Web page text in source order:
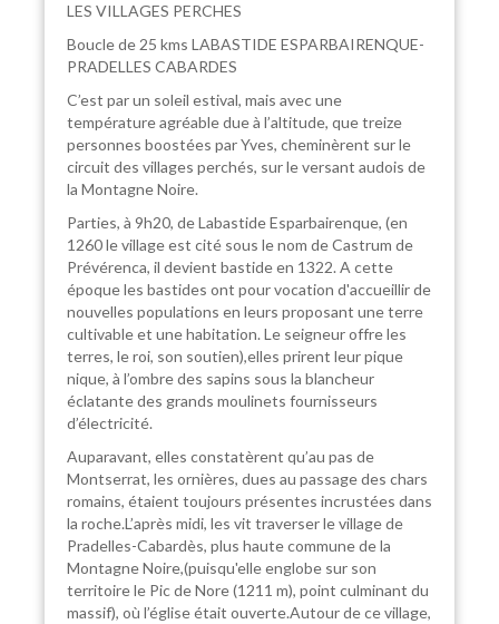
LES VILLAGES PERCHES
Boucle de 25 kms LABASTIDE ESPARBAIRENQUE-
PRADELLES CABARDES
C’est par un soleil estival, mais avec une
température agréable due à l’altitude, que treize
personnes boostées par Yves, cheminèrent sur le
circuit des villages perchés, sur le versant audois de
la Montagne Noire.
Parties, à 9h20, de Labastide Esparbairenque, (en
1260 le village est cité sous le nom de Castrum de
Prévérenca, il devient bastide en 1322. A cette
époque les bastides ont pour vocation d'accueillir de
nouvelles populations en leurs proposant une terre
cultivable et une habitation. Le seigneur offre les
terres, le roi, son soutien),elles prirent leur pique
nique, à l’ombre des sapins sous la blancheur
éclatante des grands moulinets fournisseurs
d’électricité.
Auparavant, elles constatèrent qu’au pas de
Montserrat, les ornières, dues au passage des chars
romains, étaient toujours présentes incrustées dans
la roche.L’après midi, les vit traverser le village de
Pradelles-Cabardès, plus haute commune de la
Montagne Noire,(puisqu'elle englobe sur son
territoire le Pic de Nore (1211 m), point culminant du
massif), où l’église était ouverte.Autour de ce village,